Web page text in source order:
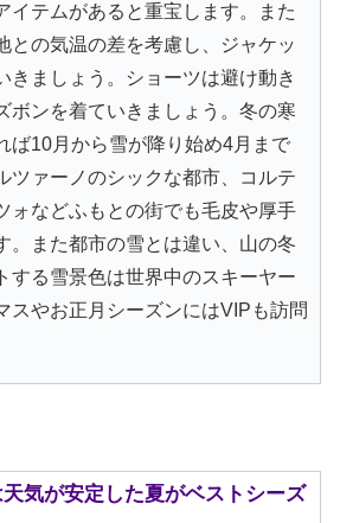
イテムがあると重宝します。また
との気温の差を考慮し、ジャケッ
きましょう。ショーツは避け動き
ボンを着ていきましょう。冬の寒
ば10月から雪が降り始め4月まで
ツァーノのシックな都市、コルテ
ォなどふもとの街でも毛皮や厚手
。また都市の雪とは違い、山の冬
する雪景色は世界中のスキーヤー
スやお正月シーズンにはVIPも訪問
気が安定した夏がベストシーズ